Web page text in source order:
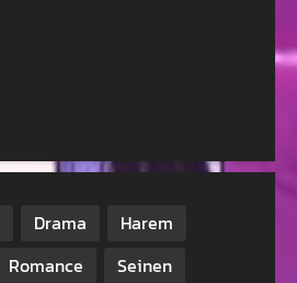
Drama
Harem
Romance
Seinen